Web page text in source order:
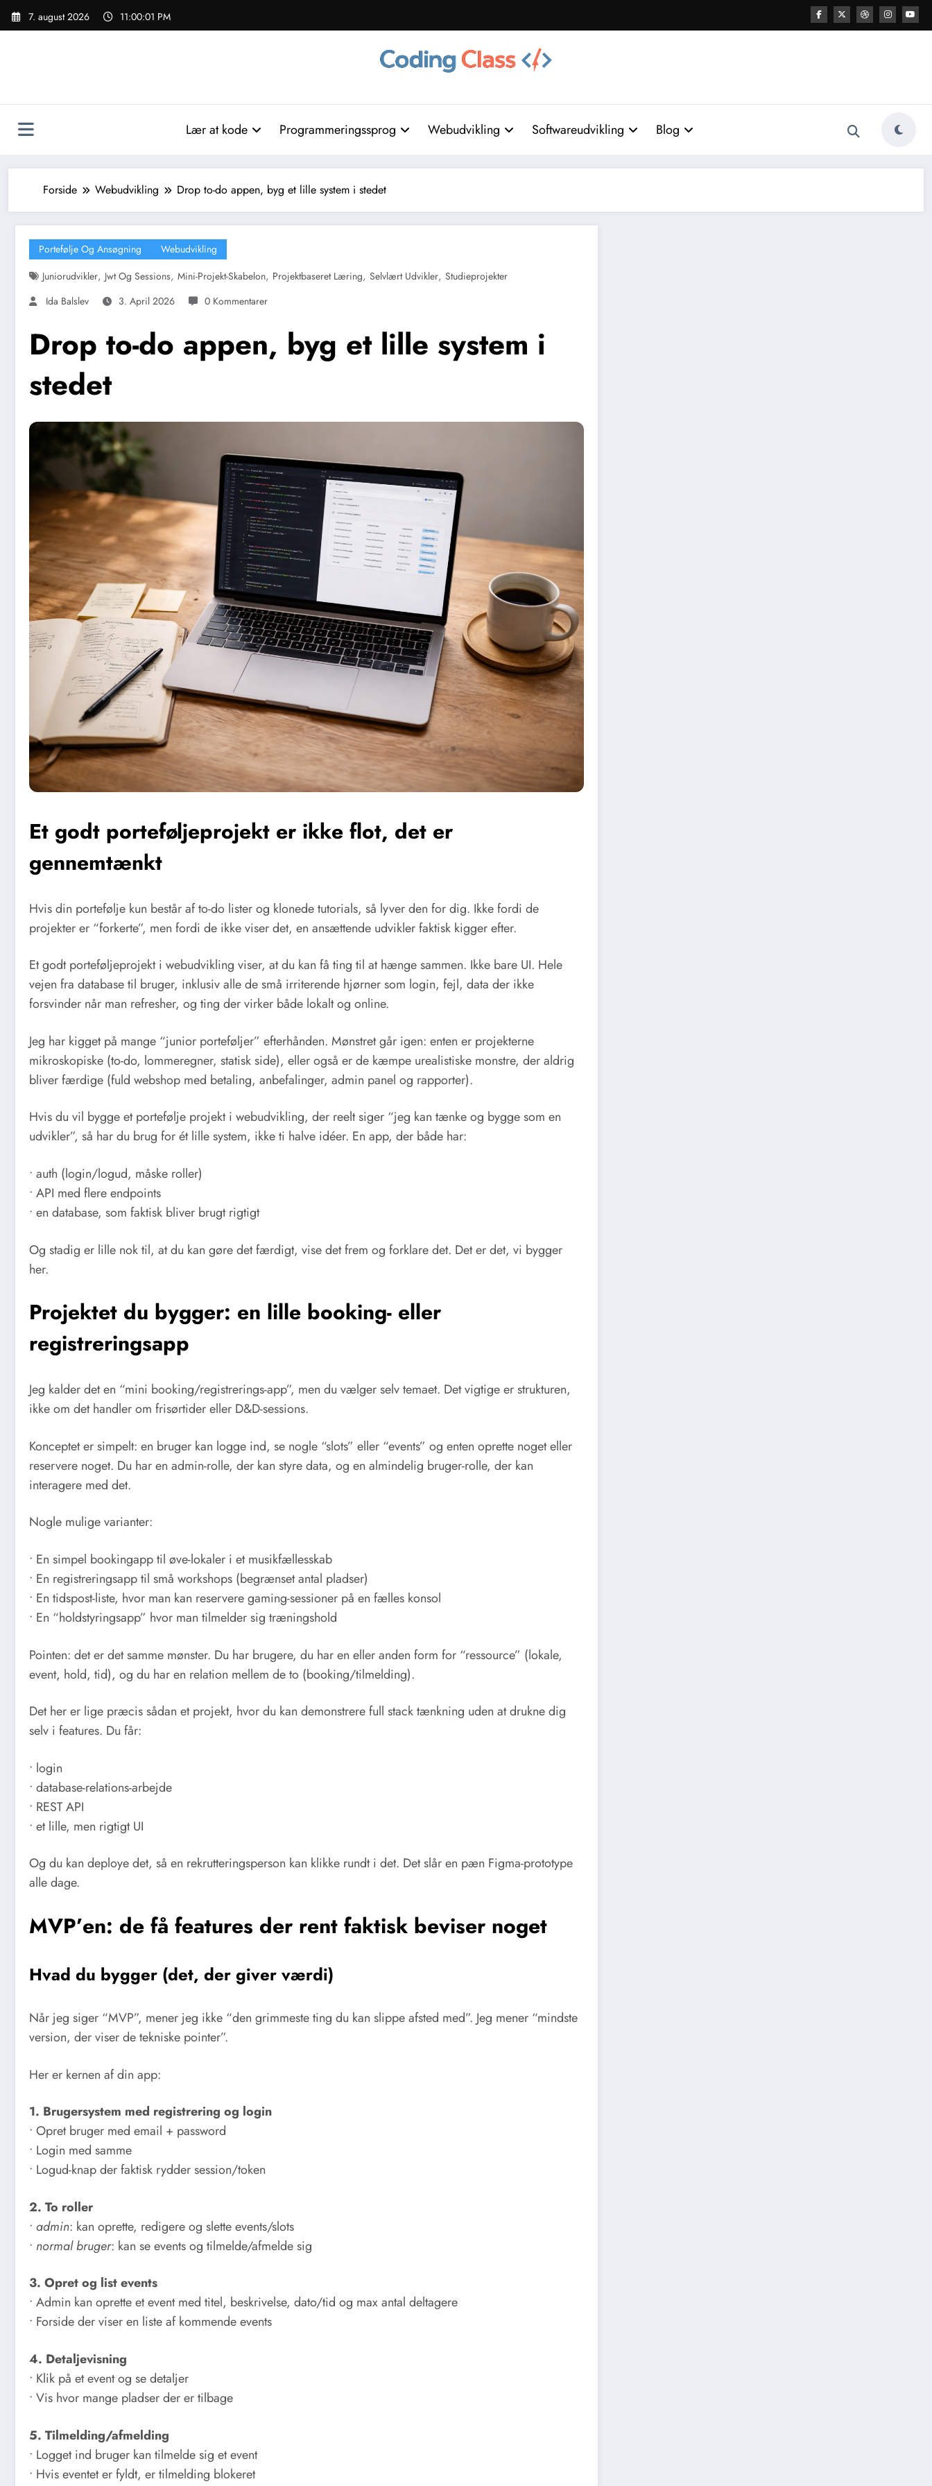
Videre
7. august 2026 11:00:02 PM
Lær at kode Programmeringssprog Webudvikling Softwareudvikling Blog
Forside Webudvikling Drop to-do appen, byg et lille system i stedet
Portefølje Og Ansøgning
Webudvikling
Juniorudvikler, Jwt Og Sessions, Mini-Projekt-Skabelon, Projektbaseret Læring, Selvlært Udvikler, Studieprojekter
Ida Balslev
3. April 2026 0 Kommentarer
Drop to-do appen, byg et lille system i
stedet
Et godt porteføljeprojekt er ikke flot, det er
gennemtænkt
Hvis din portefølje kun består af to-do lister og klonede tutorials, så lyver den for dig. Ikke fordi de
projekter er “forkerte”, men fordi de ikke viser det, en ansættende udvikler faktisk kigger efter.
Et godt porteføljeprojekt i webudvikling viser, at du kan få ting til at hænge sammen. Ikke bare UI. Hele
vejen fra database til bruger, inklusiv alle de små irriterende hjørner som login, fejl, data der ikke
forsvinder når man refresher, og ting der virker både lokalt og online.
Jeg har kigget på mange “junior porteføljer” efterhånden. Mønstret går igen: enten er projekterne
mikroskopiske (to-do, lommeregner, statisk side), eller også er de kæmpe urealistiske monstre, der aldrig
bliver færdige (fuld webshop med betaling, anbefalinger, admin panel og rapporter).
Hvis du vil bygge et portefølje projekt i webudvikling, der reelt siger “jeg kan tænke og bygge som en
udvikler”, så har du brug for ét lille system, ikke ti halve idéer. En app, der både har:
• auth (login/logud, måske roller)
• API med flere endpoints
• en database, som faktisk bliver brugt rigtigt
Og stadig er lille nok til, at du kan gøre det færdigt, vise det frem og forklare det. Det er det, vi bygger
her.
Projektet du bygger: en lille booking- eller
registreringsapp
Jeg kalder det en “mini booking/registrerings-app”, men du vælger selv temaet. Det vigtige er strukturen,
ikke om det handler om frisørtider eller D&D-sessions.
Konceptet er simpelt: en bruger kan logge ind, se nogle “slots” eller “events” og enten oprette noget eller
reservere noget. Du har en admin-rolle, der kan styre data, og en almindelig bruger-rolle, der kan
interagere med det.
Nogle mulige varianter:
• En simpel bookingapp til øve-lokaler i et musikfællesskab
• En registreringsapp til små workshops (begrænset antal pladser)
• En tidspost-liste, hvor man kan reservere gaming-sessioner på en fælles konsol
• En “holdstyringsapp” hvor man tilmelder sig træningshold
Pointen: det er det samme mønster. Du har brugere, du har en eller anden form for “ressource” (lokale,
event, hold, tid), og du har en relation mellem de to (booking/tilmelding).
Det her er lige præcis sådan et projekt, hvor du kan demonstrere full stack tænkning uden at drukne dig
selv i features. Du får:
• login
• database-relations-arbejde
• REST API
• et lille, men rigtigt UI
Og du kan deploye det, så en rekrutteringsperson kan klikke rundt i det. Det slår en pæn Figma-prototype
alle dage.
MVP’en: de få features der rent faktisk beviser noget
Hvad du bygger (det, der giver værdi)
Når jeg siger “MVP”, mener jeg ikke “den grimmeste ting du kan slippe afsted med”. Jeg mener “mindste
version, der viser de tekniske pointer”.
Her er kernen af din app:
1. Brugersystem med registrering og login
• Opret bruger med email + password
• Login med samme
• Logud-knap der faktisk rydder session/token
2. To roller
• admin: kan oprette, redigere og slette events/slots
• normal bruger: kan se events og tilmelde/afmelde sig
3. Opret og list events
• Admin kan oprette et event med titel, beskrivelse, dato/tid og max antal deltagere
• Forside der viser en liste af kommende events
4. Detaljevisning
• Klik på et event og se detaljer
• Vis hvor mange pladser der er tilbage
5. Tilmelding/afmelding
• Logget ind bruger kan tilmelde sig et event
• Hvis eventet er fyldt, er tilmelding blokeret